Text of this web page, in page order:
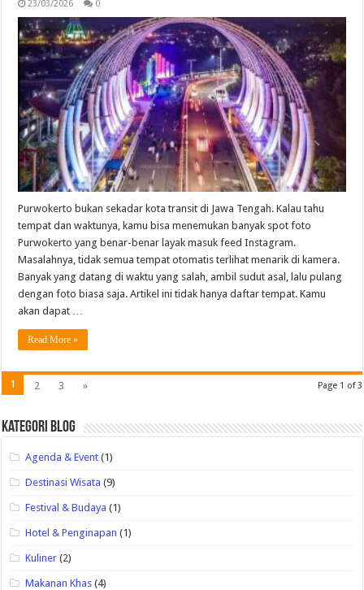
23/03/2026 0
Purwokerto bukan sekadar kota transit di Jawa Tengah. Kalau tahu
tempat dan waktunya, kamu bisa menemukan banyak spot foto
Purwokerto yang benar-benar layak masuk feed Instagram.
Masalahnya, tidak semua tempat otomatis terlihat menarik di kamera.
Banyak yang datang di waktu yang salah, ambil sudut asal, lalu pulang
dengan foto biasa saja. Artikel ini tidak hanya daftar tempat. Kamu
akan dapat …
Read More »
Page 1 of 3
1 2 3 »
Kategori Blog
Agenda & Event (1)
Destinasi Wisata (9)
Festival & Budaya (1)
Hotel & Penginapan (1)
Kuliner (2)
Makanan Khas (4)